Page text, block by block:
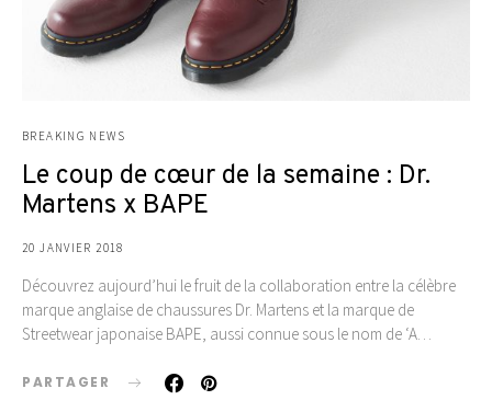
BREAKING NEWS
Le coup de cœur de la semaine : Dr.
Martens x BAPE
20 JANVIER 2018
Découvrez aujourd’hui le fruit de la collaboration entre la célèbre
marque anglaise de chaussures Dr. Martens et la marque de
Streetwear japonaise BAPE, aussi connue sous le nom de ‘A…
PARTAGER